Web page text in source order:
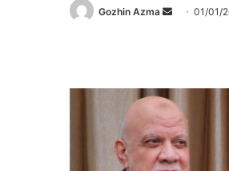
Gozhin Azma
Send01/01/